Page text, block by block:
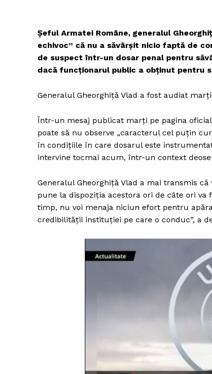
Șeful Armatei Române, generalul
echivoc” că nu a săvârșit nicio faptă de
de suspect într-un dosar penal pentru
dacă funcționarul public a obținut pentru
Generalul Gheorghiță Vlad a fost audiat
Într-un mesaj publicat marți pe pagina
poate să nu observe „caracterul cel puțin
în condițiile în care dosarul este
intervine tocmai acum, într-un context
Generalul Gheorghiță Vlad a mai transmis
pune la dispoziția acestora ori de câte ori
timp, nu voi menaja niciun efort pentru
credibilității instituției pe care o conduc”, a